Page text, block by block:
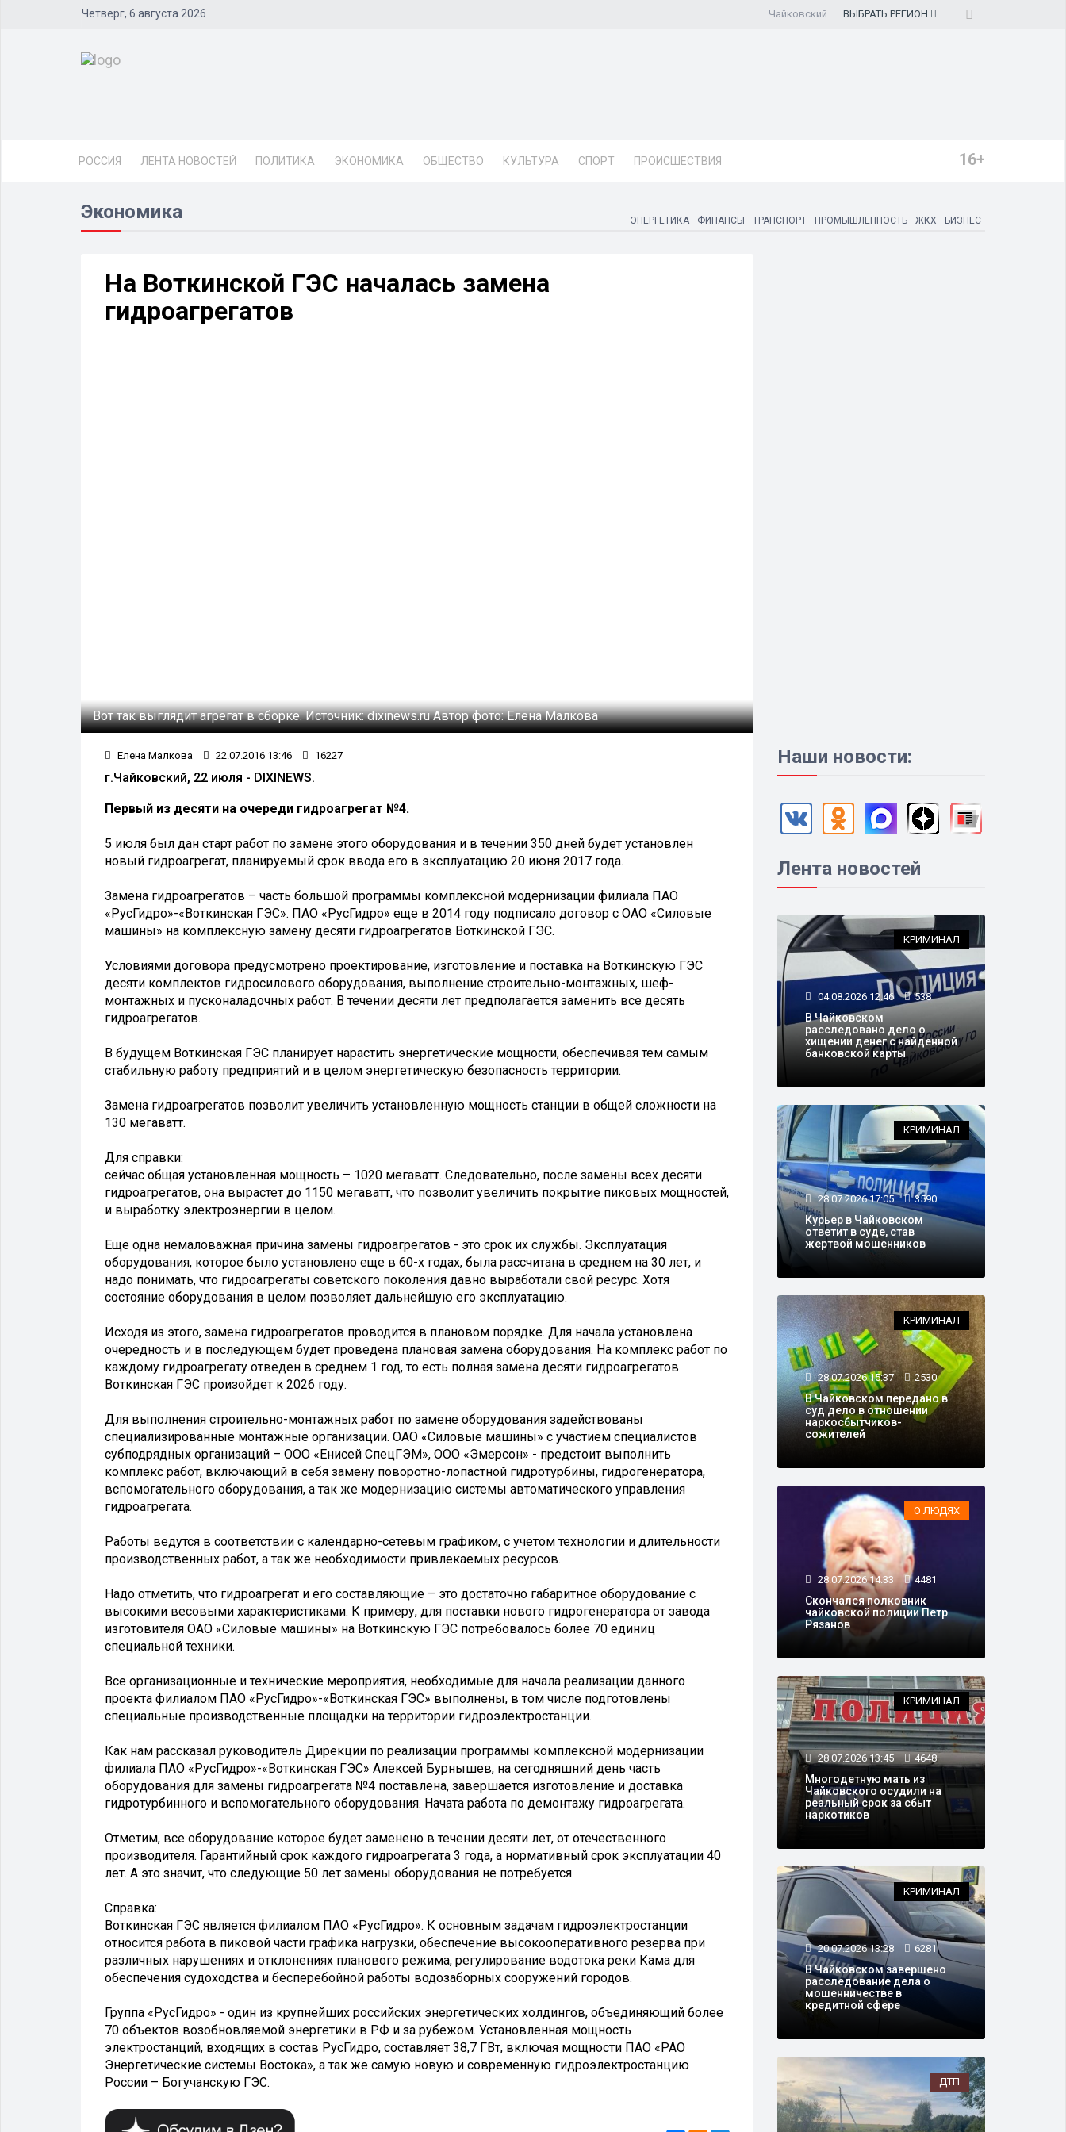
Четверг, 6 августа 2026 Чайковский ВЫБРАТЬ РЕГИОН
РОССИЯ ЛЕНТА НОВОСТЕЙ ПОЛИТИКА ЭКОНОМИКА ОБЩЕСТВО КУЛЬТУРА СПОРТ ПРОИСШЕСТВИЯ 16+
Экономика ЭНЕРГЕТИКА ФИНАНСЫ ТРАНСПОРТ ПРОМЫШЛЕННОСТЬ ЖКХ БИЗНЕС
На Воткинской ГЭС началась замена
гидроагрегатов
Вот так выглядит агрегат в сборке.Источник:dixinews.ruАвтор фото:Елена Малкова
Елена Малкова 22.07.2016 13:46 16227
г.Чайковский, 22 июля - DIXINEWS.
Первый из десяти на очереди гидроагрегат №4.
5 июля был дан старт работ по замене этого оборудования и в течении 350 дней будет установлен
новый гидроагрегат, планируемый срок ввода его в эксплуатацию 20 июня 2017 года.
Замена гидроагрегатов – часть большой программы комплексной модернизации филиала ПАО
«РусГидро»-«Воткинская ГЭС». ПАО «РусГидро» еще в 2014 году подписало договор с ОАО «Силовые
машины» на комплексную замену десяти гидроагрегатов Воткинской ГЭС.
Условиями договора предусмотрено проектирование, изготовление и поставка на Воткинскую ГЭС
десяти комплектов гидросилового оборудования, выполнение строительно-монтажных, шеф-
монтажных и пусконаладочных работ. В течении десяти лет предполагается заменить все десять
гидроагрегатов.
В будущем Воткинская ГЭС планирует нарастить энергетические мощности, обеспечивая тем самым
стабильную работу предприятий и в целом энергетическую безопасность территории.
Замена гидроагрегатов позволит увеличить установленную мощность станции в общей сложности на
130 мегаватт.
Для справки:
сейчас общая установленная мощность – 1020 мегаватт. Следовательно, после замены всех десяти
гидроагрегатов, она вырастет до 1150 мегаватт, что позволит увеличить покрытие пиковых мощностей,
и выработку электроэнергии в целом.
Еще одна немаловажная причина замены гидроагрегатов - это срок их службы. Эксплуатация
оборудования, которое было установлено еще в 60-х годах, была рассчитана в среднем на 30 лет, и
надо понимать, что гидроагрегаты советского поколения давно выработали свой ресурс. Хотя
состояние оборудования в целом позволяет дальнейшую его эксплуатацию.
Исходя из этого, замена гидроагрегатов проводится в плановом порядке. Для начала установлена
очередность и в последующем будет проведена плановая замена оборудования. На комплекс работ по
каждому гидроагрегату отведен в среднем 1 год, то есть полная замена десяти гидроагрегатов
Воткинская ГЭС произойдет к 2026 году.
Для выполнения строительно-монтажных работ по замене оборудования задействованы
специализированные монтажные организации. ОАО «Силовые машины» с участием специалистов
субподрядных организаций – ООО «Енисей СпецГЭМ», ООО «Эмерсон» - предстоит выполнить
комплекс работ, включающий в себя замену поворотно-лопастной гидротурбины, гидрогенератора,
вспомогательного оборудования, а так же модернизацию системы автоматического управления
гидроагрегата.
Работы ведутся в соответствии с календарно-сетевым графиком, с учетом технологии и длительности
производственных работ, а так же необходимости привлекаемых ресурсов.
Надо отметить, что гидроагрегат и его составляющие – это достаточно габаритное оборудование с
высокими весовыми характеристиками. К примеру, для поставки нового гидрогенератора от завода
изготовителя ОАО «Силовые машины» на Воткинскую ГЭС потребовалось более 70 единиц
специальной техники.
Все организационные и технические мероприятия, необходимые для начала реализации данного
проекта филиалом ПАО «РусГидро»-«Воткинская ГЭС» выполнены, в том числе подготовлены
специальные производственные площадки на территории гидроэлектростанции.
Как нам рассказал руководитель Дирекции по реализации программы комплексной модернизации
филиала ПАО «РусГидро»-«Воткинская ГЭС» Алексей Бурнышев, на сегодняшний день часть
оборудования для замены гидроагрегата №4 поставлена, завершается изготовление и доставка
гидротурбинного и вспомогательного оборудования. Начата работа по демонтажу гидроагрегата.
Отметим, все оборудование которое будет заменено в течении десяти лет, от отечественного
производителя. Гарантийный срок каждого гидроагрегата 3 года, а нормативный срок эксплуатации 40
лет. А это значит, что следующие 50 лет замены оборудования не потребуется.
Справка:
Воткинская ГЭС является филиалом ПАО «РусГидро». К основным задачам гидроэлектростанции
относится работа в пиковой части графика нагрузки, обеспечение высокооперативного резерва при
различных нарушениях и отклонениях планового режима, регулирование водотока реки Кама для
обеспечения судоходства и бесперебойной работы водозаборных сооружений городов.
Группа «РусГидро» - один из крупнейших российских энергетических холдингов, объединяющий более
70 объектов возобновляемой энергетики в РФ и за рубежом. Установленная мощность
электростанций, входящих в состав РусГидро, составляет 38,7 ГВт, включая мощности ПАО «РАО
Энергетические системы Востока», а так же самую новую и современную гидроэлектростанцию
России – Богучанскую ГЭС.
Наши новости:
Лента новостей
КРИМИНАЛ
04.08.2026 12:46 538
В Чайковском
расследовано дело о
хищении денег с найденной
банковской карты
КРИМИНАЛ
28.07.2026 17:05 3590
Курьер в Чайковском
ответит в суде, став
жертвой мошенников
КРИМИНАЛ
28.07.2026 15:37 2530
В Чайковском передано в
суд дело в отношении
наркосбытчиков-
сожителей
О ЛЮДЯХ
28.07.2026 14:33 4481
Скончался полковник
чайковской полиции Петр
Рязанов
КРИМИНАЛ
28.07.2026 13:45 4648
Многодетную мать из
Чайковского осудили на
реальный срок за сбыт
наркотиков
КРИМИНАЛ
20.07.2026 13:28 6281
В Чайковском завершено
расследование дела о
мошенничестве в
кредитной сфере
ДТП